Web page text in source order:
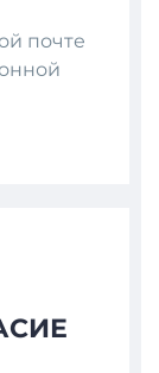
почте